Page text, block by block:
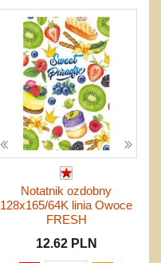
Notatnik ozdobny
128x165/64K linia Owoce
FRESH
12.62 PLN